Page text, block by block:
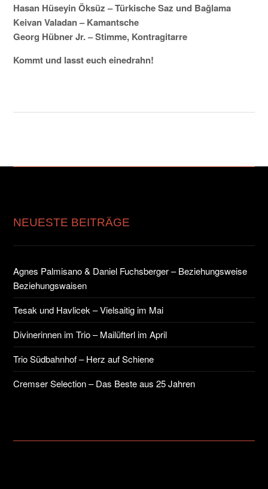
Hasan Hüseyin Öksüz – Türkische Saz und Bağlama
Keivan Valadan – Kamantsche
Georg Hübner Jr. – Stimme, Kontragitarre
Kommt und lasst euch einedrahn!
NEUESTE BEITRÄGE
Agnes Palmisano & Daniel Fuchsberger – Beziehungsweise
Beziehungswaisen
Tesak und Havlicek – Vielsaitig im Mai
Divinerinnen im Trio – Mailüfterl im April
Trio Südbahnhof – Herz auf Schiene
Cremser Selection – Das Beste aus 25 Jahren